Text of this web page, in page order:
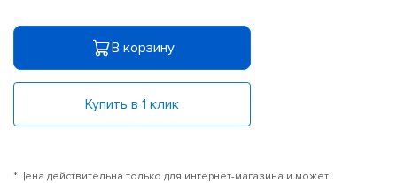
В корзину
Купить в 1 клик
*Цена действительна только для интернет-магазина и может